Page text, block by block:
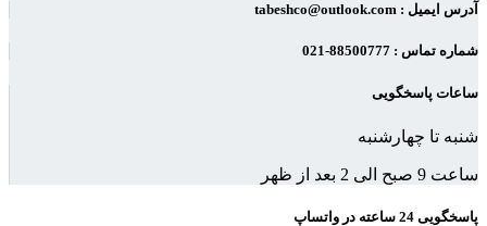
آدرس ایمیل : tabeshco@outlook.com
شماره تماس : 88500777-021
ساعات پاسخگویی
شنبه تا چهارشنبه
ساعت 9 صبح الی 2 بعد از ظهر
پاسخگویی 24 ساعته در واتساپ